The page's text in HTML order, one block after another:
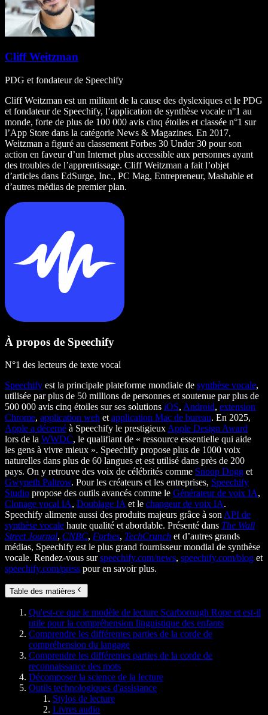
Cliff Weitzman
PDG et fondateur de Speechify
Cliff Weitzman est un militant de la cause des dyslexiques et le PDG
et fondateur de Speechify, l’application de synthèse vocale n°1 au
monde, forte de plus de 100 000 avis cinq étoiles et classée n°1 sur
l’App Store dans la catégorie News & Magazines. En 2017,
Weitzman a figuré au classement Forbes 30 Under 30 pour son
action en faveur d’un Internet plus accessible aux personnes ayant
des troubles de l’apprentissage. Cliff Weitzman a fait l’objet
d’articles dans EdSurge, Inc., PC Mag, Entrepreneur, Mashable et
d’autres médias de premier plan.
À propos de Speechify
N°1 des lecteurs de texte vocal
Speechify est la principale plateforme mondiale de synthèse vocale,
utilisée par plus de 50 millions de personnes et soutenue par plus de
500 000 avis cinq étoiles sur ses solutions iOS, Android, extension
Chrome, application web et application Mac de bureau. En 2025,
Apple a décerné à Speechify le prestigieux Apple Design Award
lors de la WWDC, le qualifiant de « ressource essentielle qui aide
les gens à vivre mieux ». Speechify propose plus de 1000 voix
naturelles dans plus de 60 langues et est utilisé dans près de 200
pays. On y retrouve des voix de célébrités comme Snoop Dogg et
Gwyneth Paltrow. Pour les créateurs et les entreprises, Speechify
Studio propose des outils avancés comme le Générateur de voix IA,
Clonage vocal IA, Doublage IA et le changeur de voix IA.
Speechify alimente aussi des produits majeurs grâce à son API de
synthèse vocale haute qualité et abordable. Présenté dans The Wall
Street Journal, CNBC, Forbes, TechCrunch et d’autres grands
médias, Speechify est le plus grand fournisseur mondial de synthèse
vocale. Rendez-vous surspeechify.com/news, speechify.com/blog et
speechify.com/press pour en savoir plus.
Table des matières
Qu'est-ce que le modèle de lecture Scarborough Rope et est-il
utile pour la compréhension linguistique des enfants
Comprendre les différentes parties de la corde de
compréhension du langage
Comprendre les différentes parties de la corde de
reconnaissance des mots
Décomposer la science de la lecture
Outils technologiques d'assistance
Stylos de lecture
Livres audio